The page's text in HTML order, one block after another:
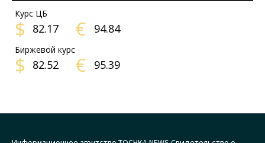
Курс ЦБ
$ 82.17 € 94.84
Биржевой курс
$ 82.52 € 95.39